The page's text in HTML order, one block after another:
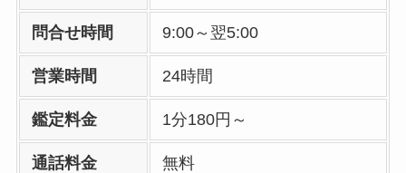
問合せ時間 9:00～翌5:00
営業時間 24時間
鑑定料金 1分180円～
通話料金 無料